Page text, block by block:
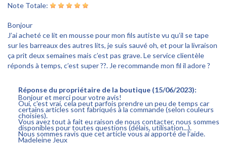
Note Totale:
Bonjour
J’ai acheté ce lit en mousse pour mon fils autiste vu qu’il se tape
sur les barreaux des autres lits, je suis sauvé oh, et pour la livraison
ça prit deux semaines mais c’est pas grave. Le service clientèle
réponds à temps, c’est super ??. Je recommande mon fil il adore ?
Réponse du propriétaire de la boutique (15/06/2023):
Bonjour et merci pour votre avis!
Oui, c'est vrai, cela peut parfois prendre un peu de temps car
certains articles sont fabriqués à la commande (selon couleurs
choisies).
Vous avez tout à fait eu raison de nous contacter, nous sommes
disponibles pour toutes questions (délais, utilisation...).
Nous sommes ravis que cet article vous ai apporté de l'aide.
Madeleine Jeux